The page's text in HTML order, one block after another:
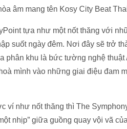
âm mang tên Kosy City Beat
tựa như một nốt thăng với
suốt ngày đêm. Nơi đây sẽ trở
phân khu là bức tường nghệ thuật
mình vào những giai điệu đam
ví như nốt thăng thì The
nhịp” giữa guồng quay vội vã